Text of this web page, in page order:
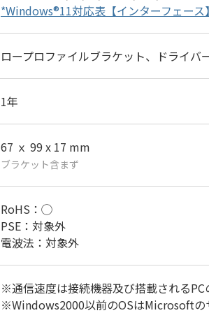
*Windows®11対応表【インターフェース】
ロープロファイルブラケット、ドライバ
1年
67 ｘ 99 x 17 mm
ブラケット含まず
RoHS：◯
PSE：対象外
電波法：対象外
※通信速度は接続機器及び搭載されるPC
※Windows2000以前のOSはMicrosoftの